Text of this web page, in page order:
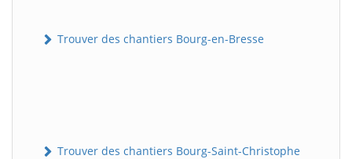
Trouver des chantiers Bourg-en-Bresse
Trouver des chantiers Bourg-Saint-Christophe